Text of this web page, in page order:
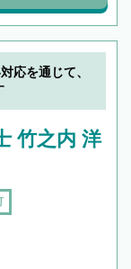
応を通じて、
竹之内 洋